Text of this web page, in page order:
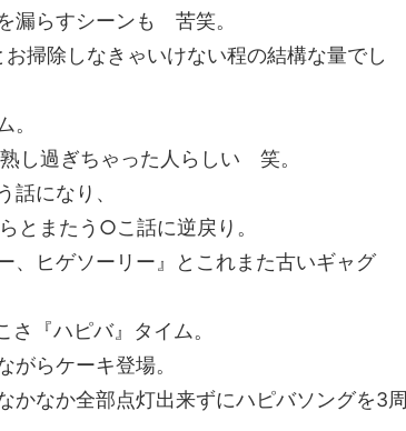
漏らすシーンも 苦笑。
掃除しなきゃいけない程の結構な量でし
。
し過ぎちゃった人らしい 笑。
話になり、
とまたう○こ話に逆戻り。
、ヒゲソーリー』とこれまた古いギャグ
『ハピバ』タイム。
がらケーキ登場。
かなか全部点灯出来ずにハピバソングを3周